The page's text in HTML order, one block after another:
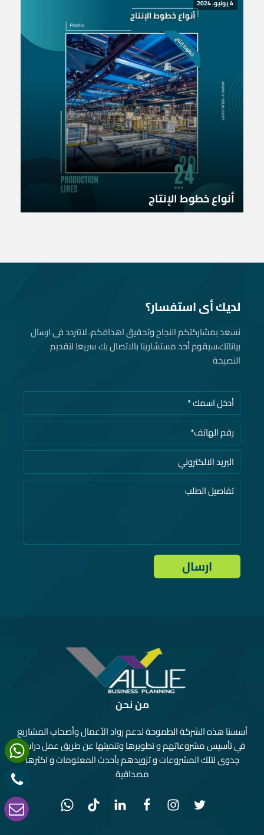
4 يونيو، 2024
أنواع خطوط الإنتاج
لديك أى استفسار؟
نسعد بمشاركتكم النجاح وتحقيق اهدافكم، لاتتردد فى ارسال
بياناتك، سيقوم أحد مستشارينا بالاتصال بك سريعا لتقديم
النصيحة
من نحن
أسسنا هذه الشركة الطموحة لدعم رواد الأعمال وأصحاب المشاريع
في تأسيس مشروعاتهم و تطويرها وتنميتها عن طريق عمل دراسة
جدوى لتلك المشروعات و تزويدهم بأحدث المعلومات و اكثرها
مصداقية